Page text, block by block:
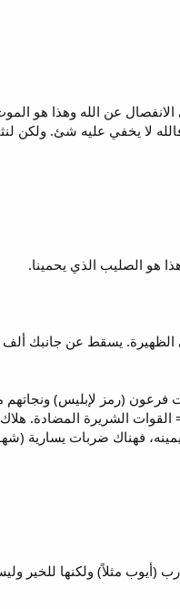
الانفصال عن الله وهذا هو
لا يخفي عليه شئ. ولكن
في الظهيرة. يسقط عن جانبك
فرعون (رمز لإبليس)
القوات الشريرة المضادة.
فهناك ضربات يسارية
مثلاً) ولكنها للخير